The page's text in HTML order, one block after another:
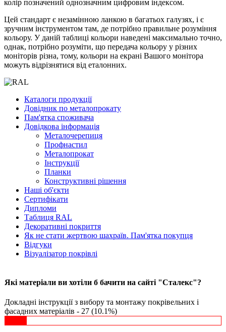
колір позначений однозначним цифровим індексом.
Цей стандарт є незамінною ланкою в багатьох галузях, і є
зручним інструментом там, де потрібно правильне розуміння
кольору. У даній таблиці кольори наведені максимально точно,
однак, потрібно розуміти, що передача кольору у різних
моніторів різна, тому, кольори на екрані Вашого монітора
можуть відрізнятися від еталонних.
Каталоги продукції
Довідник по металопрокату
Пам'ятка споживача
Довідкова інформація
Металочерепиця
Профнастил
Металопрокат
Інструкції
Планки
Конструктивні рішення
Наші об'єкти
Сертифікати
Дипломи
Таблиця RAL
Декоративні покриття
Як не стати жертвою шахраїв. Пам'ятка покупця
Відгуки
Візуалізатор покрівлі
Які матеріали ви хотіли б бачити на сайті "Сталекс"?
Докладні інструкції з вибору та монтажу покрівельних і
фасадних матеріалів - 27 (10.1%)